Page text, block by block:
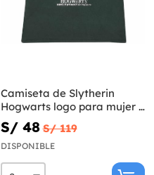
Camiseta de Slytherin
Hogwarts logo para mujer -
Harry Potter
S/ 48 S/ 119
DISPONIBLE